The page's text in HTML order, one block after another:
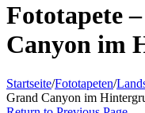
Fototapete
Canyon im
Startseite/Fototapeten/
Grand Canyon im